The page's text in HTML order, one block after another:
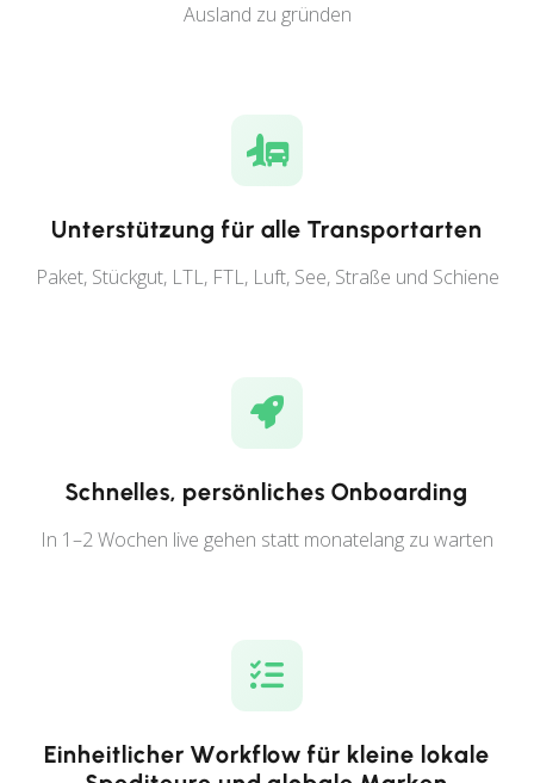
Ausland zu gründen
Unterstützung für alle Transportarten
Paket, Stückgut, LTL, FTL, Luft, See, Straße und Schiene
Schnelles, persönliches Onboarding
In 1–2 Wochen live gehen statt monatelang zu warten
Einheitlicher Workflow für kleine lokale